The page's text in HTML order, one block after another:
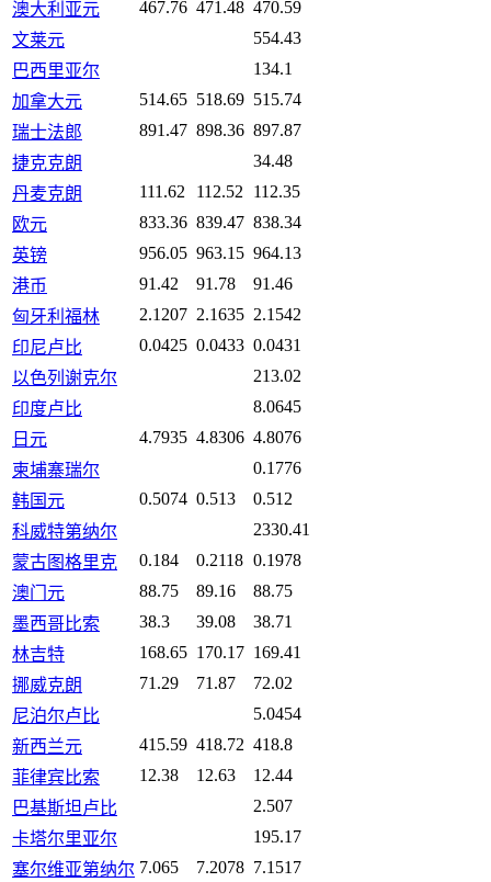
澳大利亚元 467.76 471.48 470.59
文莱元
554.43
巴西里亚尔
134.1
加拿大元
514.65 518.69 515.74
瑞士法郎
891.47 898.36 897.87
捷克克朗
34.48
丹麦克朗
111.62 112.52
112.35
欧元
833.36 839.47 838.34
英镑
956.05 963.15 964.13
港币
91.42 91.78
91.46
匈牙利福林
2.1207 2.1635 2.1542
印尼卢比
0.0425 0.0433 0.0431
以色列谢克尔
213.02
印度卢比
8.0645
日元
4.7935 4.8306 4.8076
柬埔寨瑞尔
0.1776
韩国元
0.5074 0.513
0.512
科威特第纳尔
2330.41
蒙古图格里克
0.184 0.2118 0.1978
澳门元
88.75 89.16
88.75
墨西哥比索
38.3 39.08
38.71
林吉特
168.65 170.17 169.41
挪威克朗
71.29 71.87
72.02
尼泊尔卢比
5.0454
新西兰元
415.59 418.72 418.8
菲律宾比索
12.38 12.63
12.44
巴基斯坦卢比
2.507
卡塔尔里亚尔
195.17
塞尔维亚第纳尔 7.065 7.2078 7.1517